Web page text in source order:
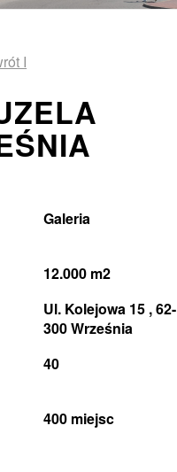
I
Galeria
12.000 m2
Ul. Kolejowa 15 , 62-
300 Września
40
400 miejsc